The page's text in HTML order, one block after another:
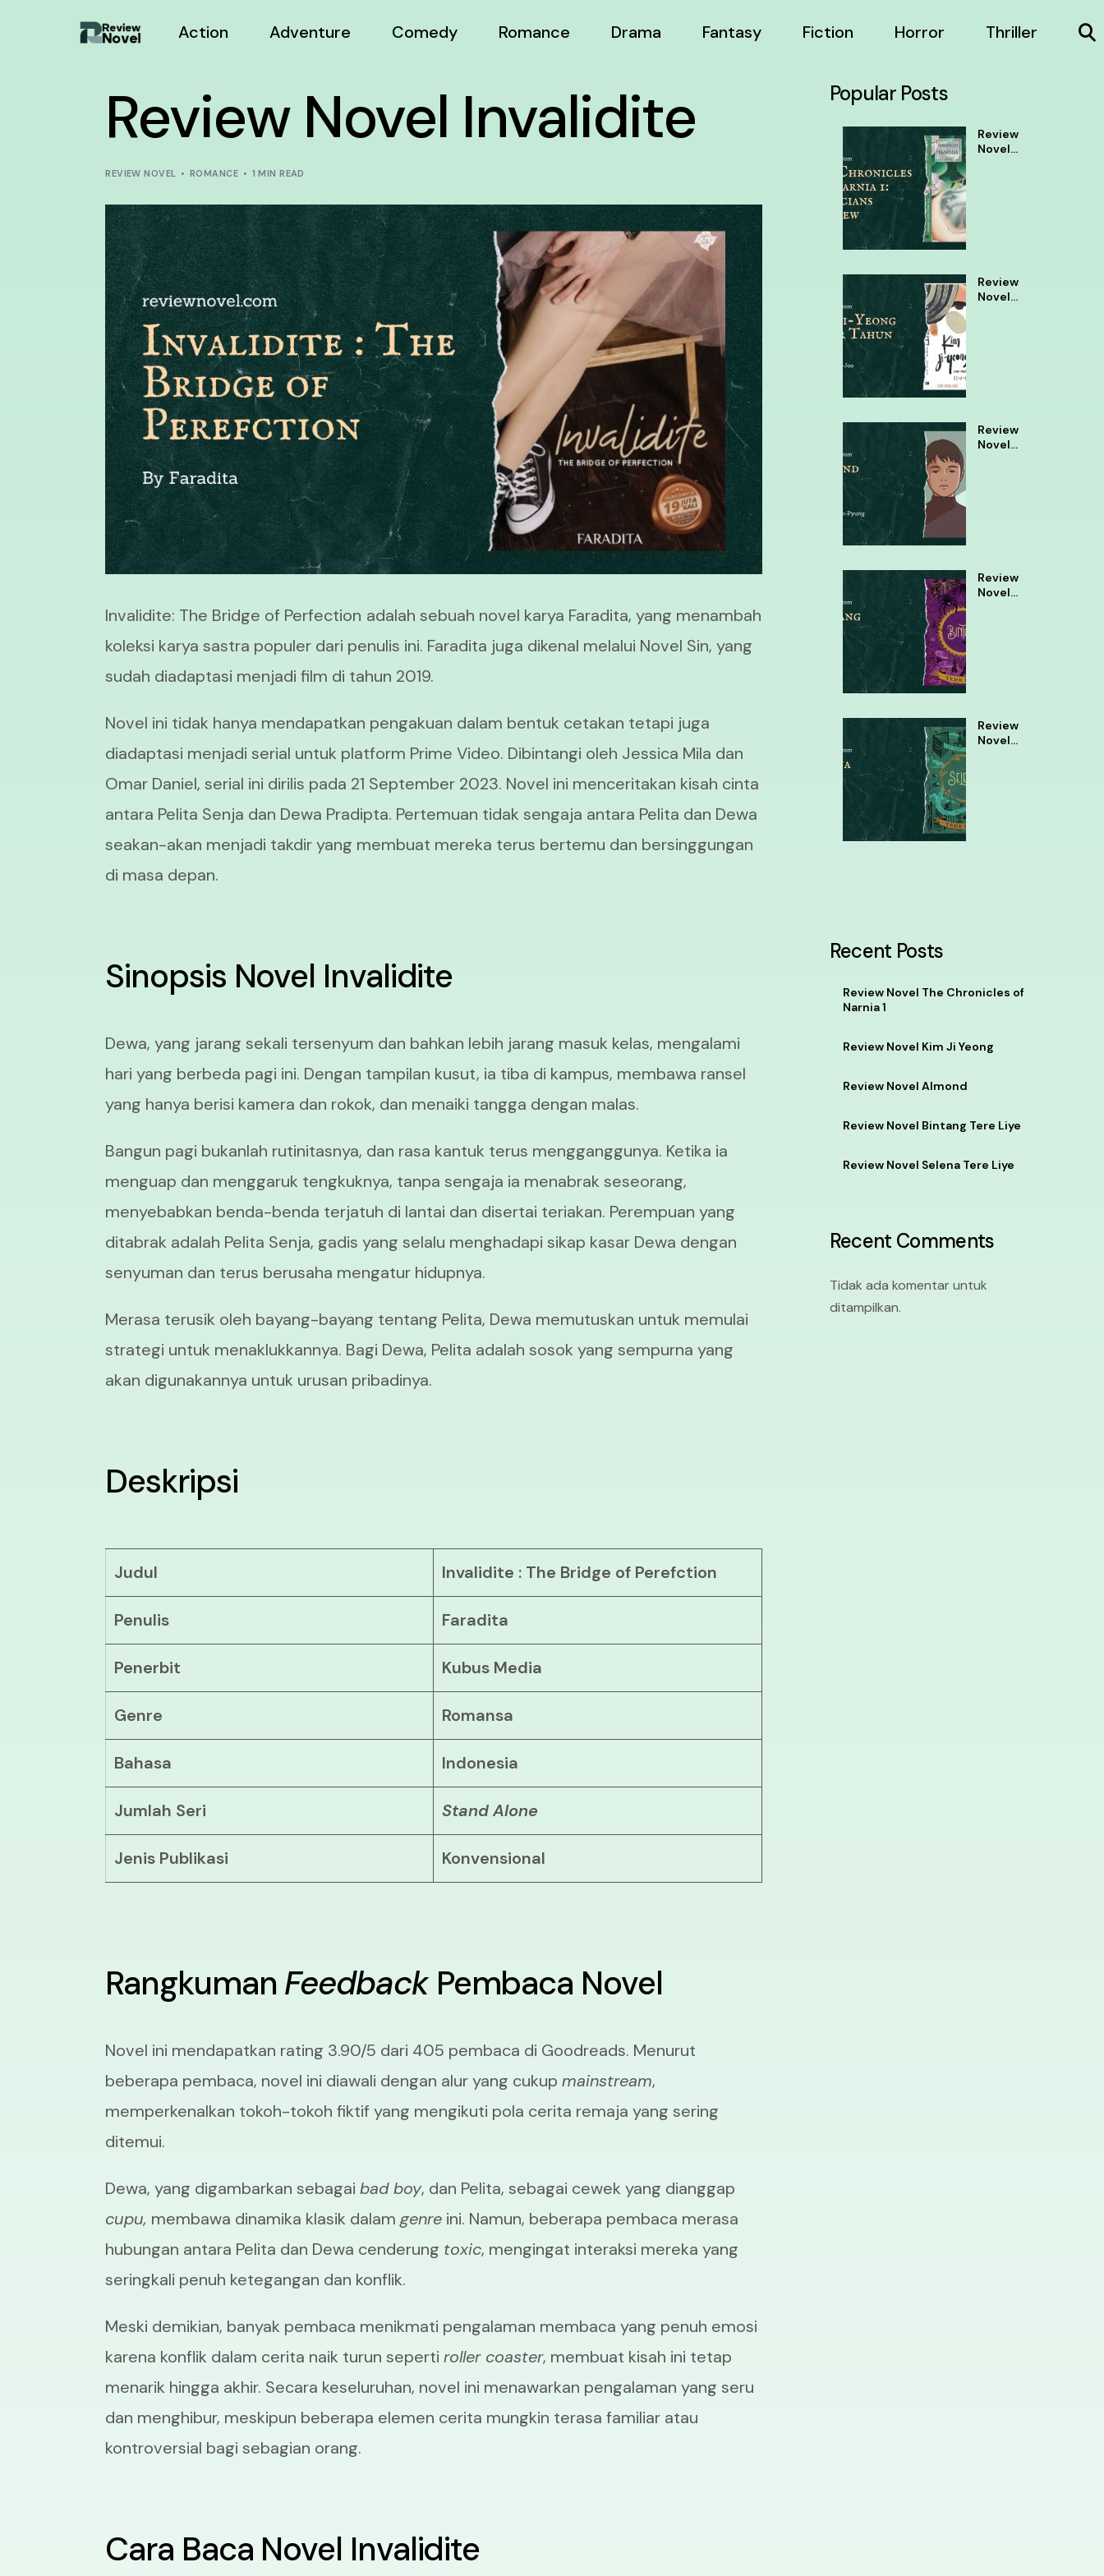
Action Adventure Comedy Romance Drama Fantasy Fiction Horror Thriller
Review Novel Invalidite
REVIEW NOVEL ROMANCE 1 MIN READ
Invalidite: The Bridge of Perfection adalah sebuah novel karya Faradita, yang menambah
koleksi karya sastra populer dari penulis ini. Faradita juga dikenal melalui Novel Sin, yang
sudah diadaptasi menjadi film di tahun 2019.
Novel ini tidak hanya mendapatkan pengakuan dalam bentuk cetakan tetapi juga
diadaptasi menjadi serial untuk platform Prime Video. Dibintangi oleh Jessica Mila dan
Omar Daniel, serial ini dirilis pada 21 September 2023. Novel ini menceritakan kisah cinta
antara Pelita Senja dan Dewa Pradipta. Pertemuan tidak sengaja antara Pelita dan Dewa
seakan-akan menjadi takdir yang membuat mereka terus bertemu dan bersinggungan
di masa depan.
Sinopsis Novel Invalidite
Dewa, yang jarang sekali tersenyum dan bahkan lebih jarang masuk kelas, mengalami
hari yang berbeda pagi ini. Dengan tampilan kusut, ia tiba di kampus, membawa ransel
yang hanya berisi kamera dan rokok, dan menaiki tangga dengan malas.
Bangun pagi bukanlah rutinitasnya, dan rasa kantuk terus mengganggunya. Ketika ia
menguap dan menggaruk tengkuknya, tanpa sengaja ia menabrak seseorang,
menyebabkan benda-benda terjatuh di lantai dan disertai teriakan. Perempuan yang
ditabrak adalah Pelita Senja, gadis yang selalu menghadapi sikap kasar Dewa dengan
senyuman dan terus berusaha mengatur hidupnya.
Merasa terusik oleh bayang-bayang tentang Pelita, Dewa memutuskan untuk memulai
strategi untuk menaklukkannya. Bagi Dewa, Pelita adalah sosok yang sempurna yang
akan digunakannya untuk urusan pribadinya.
Deskripsi
Judul Invalidite : The Bridge of Perefction
Penulis Faradita
Penerbit Kubus Media
Genre Romansa
Bahasa Indonesia
Jumlah Seri Stand Alone
Jenis Publikasi Konvensional
Rangkuman Feedback Pembaca Novel
Novel ini mendapatkan rating 3.90/5 dari 405 pembaca di Goodreads. Menurut
beberapa pembaca, novel ini diawali dengan alur yang cukupmainstream,
memperkenalkan tokoh-tokoh fiktif yang mengikuti pola cerita remaja yang sering
ditemui.
Dewa, yang digambarkan sebagaibad boy, dan Pelita, sebagai cewek yang dianggap
cupu, membawa dinamika klasik dalamgenre ini. Namun, beberapa pembaca merasa
hubungan antara Pelita dan Dewa cenderung toxic, mengingat interaksi mereka yang
seringkali penuh ketegangan dan konflik.
Meski demikian, banyak pembaca menikmati pengalaman membaca yang penuh emosi
karena konflik dalam cerita naik turun sepertiroller coaster, membuat kisah ini tetap
menarik hingga akhir. Secara keseluruhan, novel ini menawarkan pengalaman yang seru
dan menghibur, meskipun beberapa elemen cerita mungkin terasa familiar atau
kontroversial bagi sebagian orang.
Cara Baca Novel Invalidite
Popular Posts
Review
Novel
Review
Novel
Review
Novel
Review
Novel
Review
Novel
Recent Posts
Review Novel The Chronicles of
Narnia 1
Review Novel Kim Ji Yeong
Review Novel Almond
Review Novel Bintang Tere Liye
Review Novel Selena Tere Liye
Recent Comments
Tidak ada komentar untuk
ditampilkan.